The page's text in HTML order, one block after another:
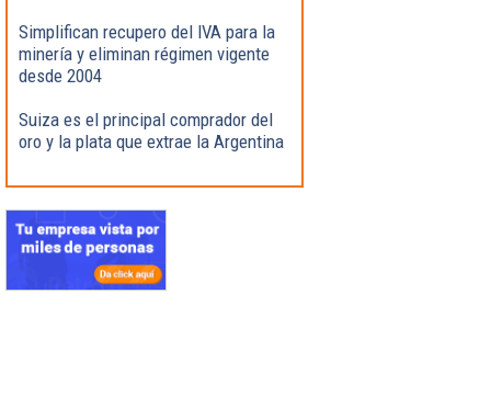
Simplifican recupero del IVA para la
minería y eliminan régimen vigente
desde 2004
Suiza es el principal comprador del
oro y la plata que extrae la Argentina